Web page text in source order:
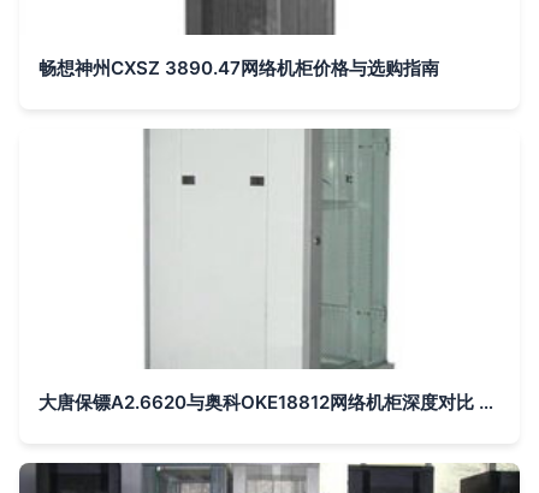
畅想神州CXSZ 3890.47网络机柜价格与选购指南
大唐保镖A2.6620与奥科OKE18812网络机柜深度对比 ZOL视角下的细分选择